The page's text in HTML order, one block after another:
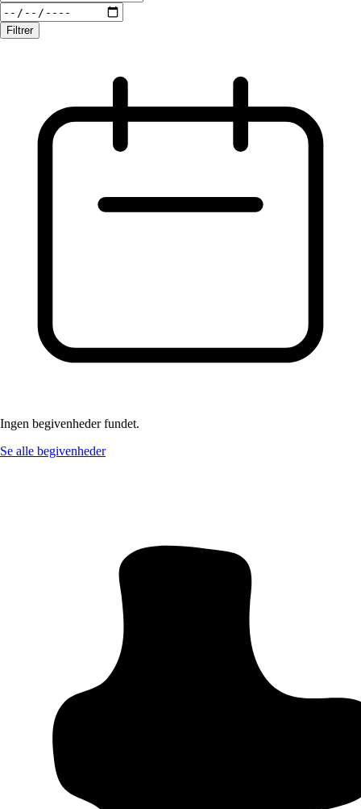
Filtrer
Ingen begivenheder fundet.
Se alle begivenheder